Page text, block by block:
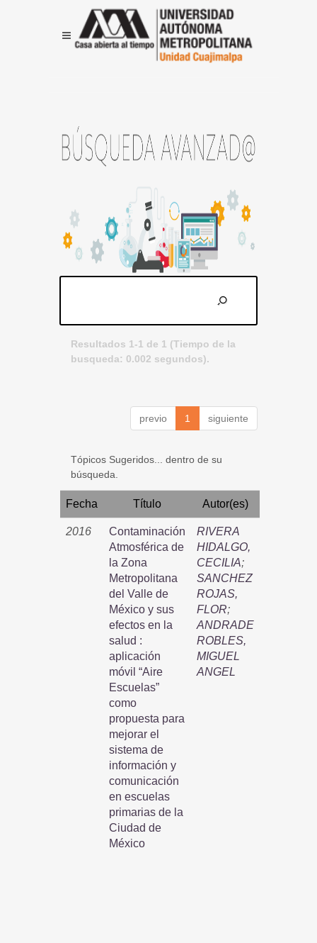
Resultados 1-1 de 1 (Tiempo de la
busqueda: 0.002 segundos).
previo 1 siguiente
Tópicos Sugeridos... dentro de su
búsqueda.
Fecha Título Autor(es)
2016
Contaminación
Atmosférica de
la Zona
Metropolitana
del Valle de
México y sus
efectos en la
salud :
aplicación
móvil “Aire
Escuelas”
como
propuesta para
mejorar el
sistema de
información y
comunicación
en escuelas
primarias de la
Ciudad de
México
RIVERA
HIDALGO,
CECILIA;
SANCHEZ
ROJAS,
FLOR;
ANDRADE
ROBLES,
MIGUEL
ANGEL